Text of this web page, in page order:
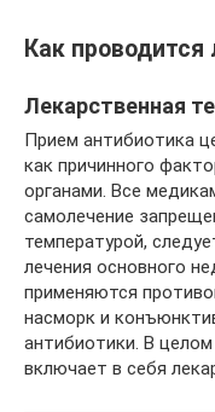
Как проводится
Лекарственная
Прием антибиотика
как причинного
органами. Все
самолечение
температурой,
лечения основного
применяются
насморк и
антибиотики. В целом
включает в себя